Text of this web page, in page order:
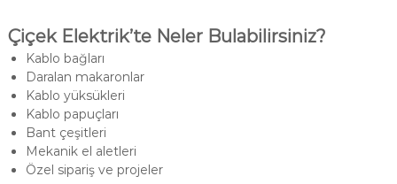
Çiçek Elektrik’te Neler Bulabilirsiniz?
Kablo bağları
Daralan makaronlar
Kablo yüksükleri
Kablo papuçları
Bant çeşitleri
Mekanik el aletleri
Özel sipariş ve projeler